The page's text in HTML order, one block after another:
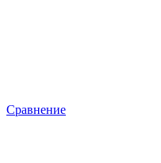
Сравнение